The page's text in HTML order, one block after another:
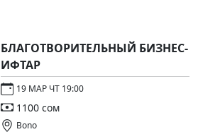
БЛАГОТВОРИТЕЛЬНЫЙ БИЗНЕС-
ИФТАР
19 МАР ЧТ 19:00
1100 сом
Bono